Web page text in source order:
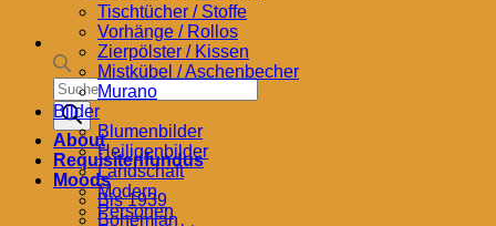
Products
search
About
Requisitenfundus
Moods
Bis 1939
Bohemian
Tischtücher / Stoffe
Vorhänge / Rollos
Zierpölster / Kissen
Mistkübel / Aschenbecher
Murano
Bilder
Blumenbilder
Heiligenbilder
Landschaft
Modern
Personen